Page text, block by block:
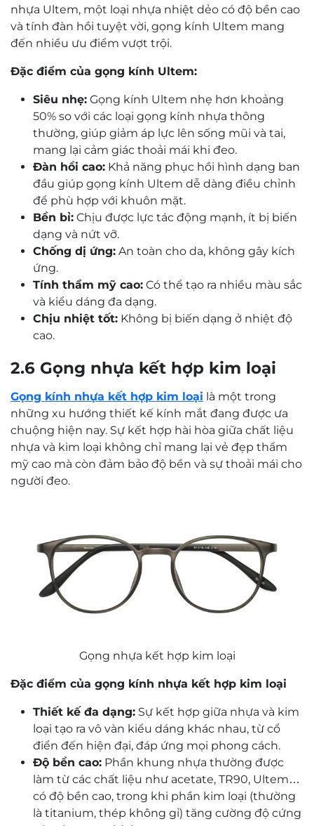
nhựa Ultem, một loại nhựa nhiệt dẻo có độ bền cao
và tính đàn hồi tuyệt vời, gọng kính Ultem mang
đến nhiều ưu điểm vượt trội.
Đặc điểm của gọng kính Ultem:
Siêu nhẹ: Gọng kính Ultem nhẹ hơn khoảng
50% so với các loại gọng kính nhựa thông
thường, giúp giảm áp lực lên sống mũi và tai,
mang lại cảm giác thoải mái khi đeo.
Đàn hồi cao: Khả năng phục hồi hình dạng ban
đầu giúp gọng kính Ultem dễ dàng điều chỉnh
để phù hợp với khuôn mặt.
Bền bỉ: Chịu được lực tác động mạnh, ít bị biến
dạng và nứt vỡ.
Chống dị ứng: An toàn cho da, không gây kích
ứng.
Tính thẩm mỹ cao: Có thể tạo ra nhiều màu sắc
và kiểu dáng đa dạng.
Chịu nhiệt tốt: Không bị biến dạng ở nhiệt độ
cao.
2.6 Gọng nhựa kết hợp kim loại
Gọng kính nhựa kết hợp kim loại là một trong
những xu hướng thiết kế kính mắt đang được ưa
chuộng hiện nay. Sự kết hợp hài hòa giữa chất liệu
nhựa và kim loại không chỉ mang lại vẻ đẹp thẩm
mỹ cao mà còn đảm bảo độ bền và sự thoải mái cho
người đeo.
Gọng nhựa kết hợp kim loại
Đặc điểm của gọng kính nhựa kết hợp kim loại
Thiết kế đa dạng: Sự kết hợp giữa nhựa và kim
loại tạo ra vô vàn kiểu dáng khác nhau, từ cổ
điển đến hiện đại, đáp ứng mọi phong cách.
Độ bền cao: Phần khung nhựa thường được
làm từ các chất liệu như acetate, TR90, Ultem…
có độ bền cao, trong khi phần kim loại (thường
là titanium, thép không gỉ) tăng cường độ cứng